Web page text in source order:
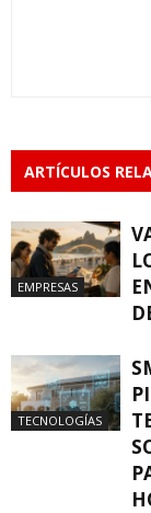
ARTÍCULOS
EMPRESAS
TECNOLOGÍAS